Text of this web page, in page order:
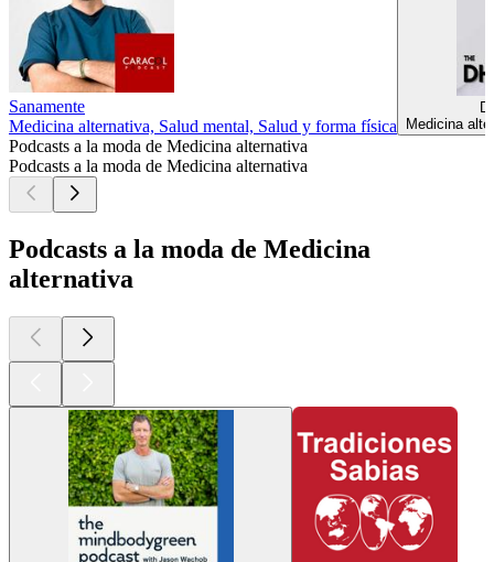
Sanamente
Medicina alternativa, Salud mental, Salud y forma física
Medicina
Podcasts a la moda de Medicina alternativa
Podcasts a la moda de Medicina alternativa
Podcasts a la moda de Medicina
alternativa